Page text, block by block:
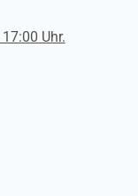
Uhr.